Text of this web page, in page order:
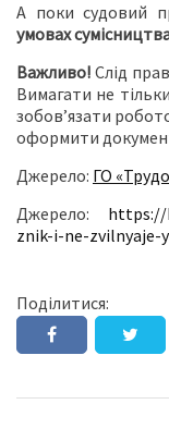
А поки судовий
умовах
Важливо! Слід
Вимагати не
зобов’язати
оформити
Джерело: ГО
Джерело: https://
znik-i-ne-
Поділитися: